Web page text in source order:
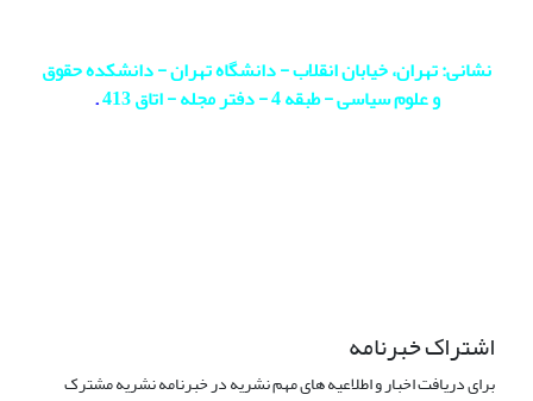
نشانی: تهران، خیابان انقلاب - دانشگاه تهران - دانشکده حقوق
و علوم سیاسی - طبقه 4 - دفتر مجله - اتاق 413
.
اشتراک خبرنامه
برای دریافت اخبار و اطلاعیه های مهم نشریه در خبرنامه نشریه مشترک